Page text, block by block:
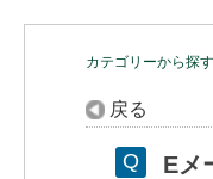
カテゴリーから探す
戻る
Eメ